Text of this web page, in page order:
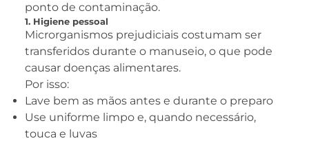
ponto de contaminação.
1. Higiene pessoal
Microrganismos prejudiciais costumam ser
transferidos durante o manuseio, o que pode
causar doenças alimentares.
Por isso:
Lave bem as mãos antes e durante o preparo
Use uniforme limpo e, quando necessário,
touca e luvas